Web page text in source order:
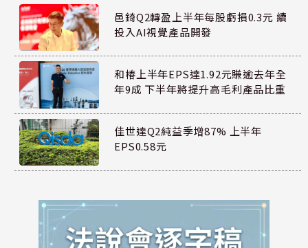
邑錡Q2轉盈上半年每股虧損0.3元 續
投入AI視覺產品開發
和椿上半年EPS達1.92元賺逾去年全
年9成 下半年將提升高毛利產品比重
佳世達Q2純益季增87% 上半年
EPS0.58元